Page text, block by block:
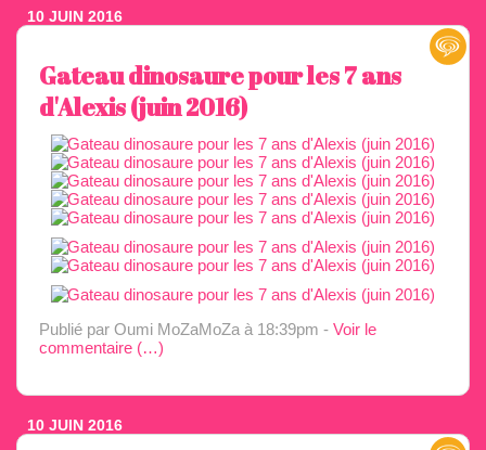
10 JUIN 2016
Gateau dinosaure pour les 7 ans
d'Alexis (juin 2016)
Publié par Oumi MoZaMoZa à 18:39pm - Voir le
commentaire (…)
10 JUIN 2016